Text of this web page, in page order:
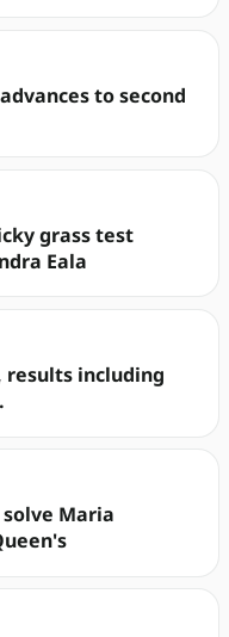
to second
grass test
Eala
results including
Maria